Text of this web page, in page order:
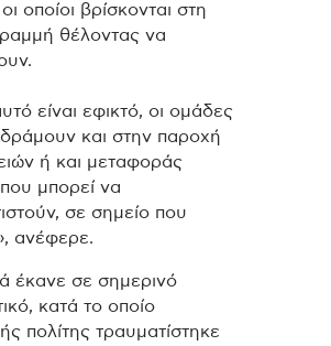
οποίοι βρίσκονται στη
θέλοντας να
είναι εφικτό, οι ομάδες
και στην παροχή
ή και μεταφοράς
μπορεί να
σε σημείο που
ανέφερε.
έκανε σε σημερινό
κατά το οποίο
πολίτης τραυματίστηκε